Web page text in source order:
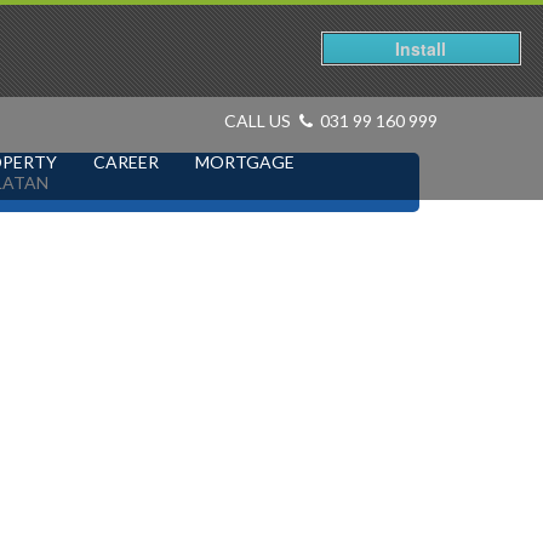
CALL US
031 99 160 999
CAREER
MORTGAGE
Install